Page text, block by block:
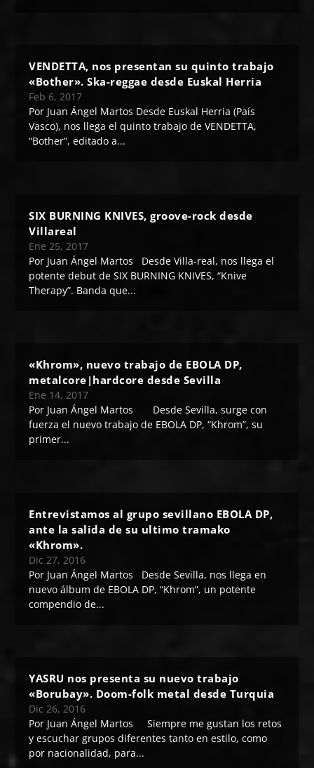
VENDETTA, nos presentan su quinto trabajo
«Bother». Ska-reggae desde Euskal Herria
Feb 6, 2017
Por Juan Ángel Martos Desde Euskal Herria (País
Vasco), nos llega el quinto trabajo de VENDETTA,
“Bother”, editado a...
SIX BURNING KNIVES, groove-rock desde
Villareal
Ene 25, 2017
Por Juan Ángel Martos Desde Villa-real, nos llega el
potente debut de SIX BURNING KNIVES, “Knive
Therapy”. Banda que...
«Khrom», nuevo trabajo de EBOLA DP,
metalcore|hardcore desde Sevilla
Ene 14, 2017
Por Juan Ángel Martos Desde Sevilla, surge con
fuerza el nuevo trabajo de EBOLA DP, “Khrom”, su
primer...
Entrevistamos al grupo sevillano EBOLA DP,
ante la salida de su ultimo tramako
«Khrom».
Dic 27, 2016
Por Juan Ángel Martos Desde Sevilla, nos llega en
nuevo álbum de EBOLA DP, “Khrom”, un potente
compendio de...
YASRU nos presenta su nuevo trabajo
«Borubay». Doom-folk metal desde Turquia
Dic 26, 2016
Por Juan Ángel Martos Siempre me gustan los retos
y escuchar grupos diferentes tanto en estilo, como
por nacionalidad, para...